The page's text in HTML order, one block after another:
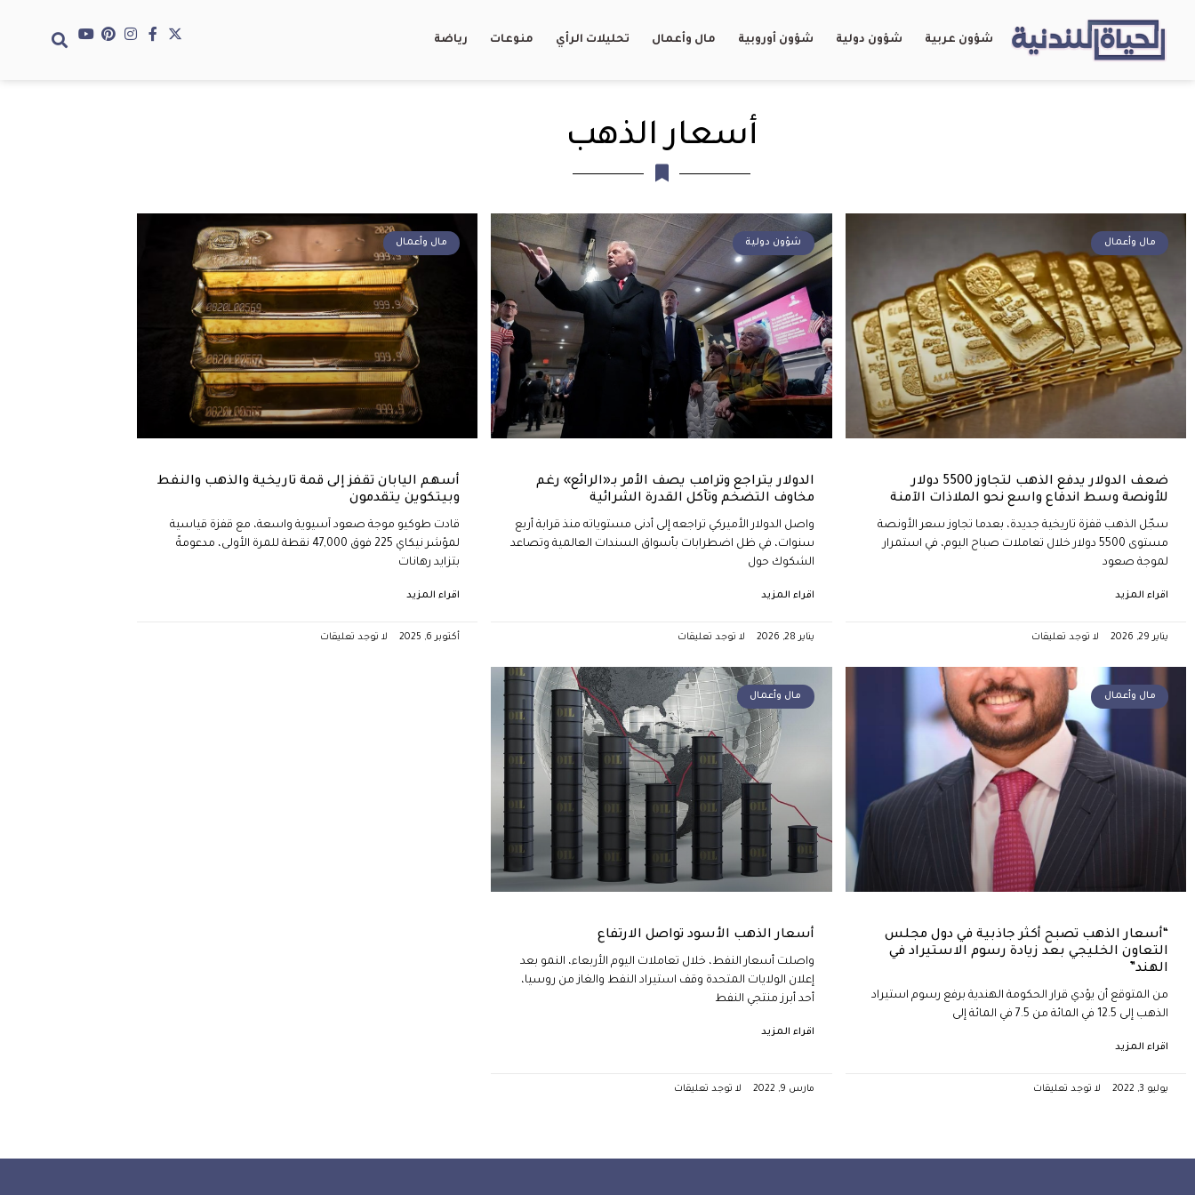
شؤون عربية شؤون دولية شؤون أوروبية مال وأعمال تحليلات الرأي منوعات رياضة
أسعار الذهب
مال وأعمال
ضعف الدولار يدفع الذهب لتجاوز 5500 دولار
للأونصة وسط اندفاع واسع نحو الملاذات الآمنة
سجّل الذهب قفزة تاريخية جديدة، بعدما تجاوز سعر الأونصة
مستوى 5500 دولار خلال تعاملات صباح اليوم، في استمرار
لموجة صعود
اقراء المزيد
يناير 29, 2026 لا توجد تعليقات
شؤون دولية
الدولار يتراجع وترامب يصف الأمر بـ«الرائع» رغم
مخاوف التضخم وتآكل القدرة الشرائية
واصل الدولار الأميركي تراجعه إلى أدنى مستوياته منذ قرابة أربع
سنوات، في ظل اضطرابات بأسواق السندات العالمية وتصاعد
الشكوك حول
اقراء المزيد
يناير 28, 2026 لا توجد تعليقات
مال وأعمال
أسهم اليابان تقفز إلى قمة تاريخية والذهب والنفط
وبيتكوين يتقدمون
قادت طوكيو موجة صعود آسيوية واسعة، مع قفزة قياسية
لمؤشر نيكاي 225 فوق 47,000 نقطة للمرة الأولى، مدعومةً
بتزايد رهانات
اقراء المزيد
أكتوبر 6, 2025 لا توجد تعليقات
مال وأعمال
“أسعار الذهب تصبح أكثر جاذبية في دول مجلس
التعاون الخليجي بعد زيادة رسوم الاستيراد في
الهند”
من المتوقع أن يؤدي قرار الحكومة الهندية برفع رسوم استيراد
الذهب إلى 12.5 في المائة من 7.5 في المائة إلى
اقراء المزيد
يوليو 3, 2022 لا توجد تعليقات
مال وأعمال
أسعار الذهب الأسود تواصل الارتفاع
واصلت أسعار النفط، خلال تعاملات اليوم الأربعاء، النمو بعد
إعلان الولايات المتحدة وقف استيراد النفط والغاز من روسيا،
أحد أبرز منتجي النفط
اقراء المزيد
مارس 9, 2022 لا توجد تعليقات